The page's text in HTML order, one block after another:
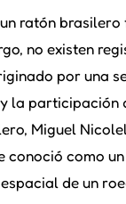
ratón
no existen
por una
la participación
Miguel
conoció como
de un